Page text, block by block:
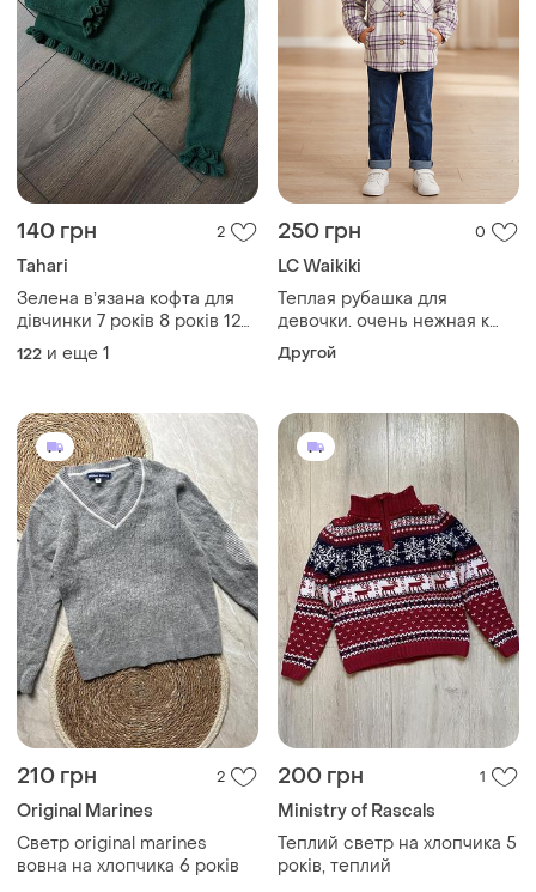
140 грн 2
Tahari
Зелена вʼязана кофта для
дівчинки 7 років 8 років 128
см на зиму з оленями
ялинками різдвяна
122 и еще 1
250 грн 0
LC Waikiki
Теплая рубашка для
девочки. очень нежная к
телу
Другой
210 грн 2
Original Marines
Светр original marines
вовна на хлопчика 6 років
200 грн 1
Ministry of Rascals
Теплий светр на хлопчика 5
років, теплий